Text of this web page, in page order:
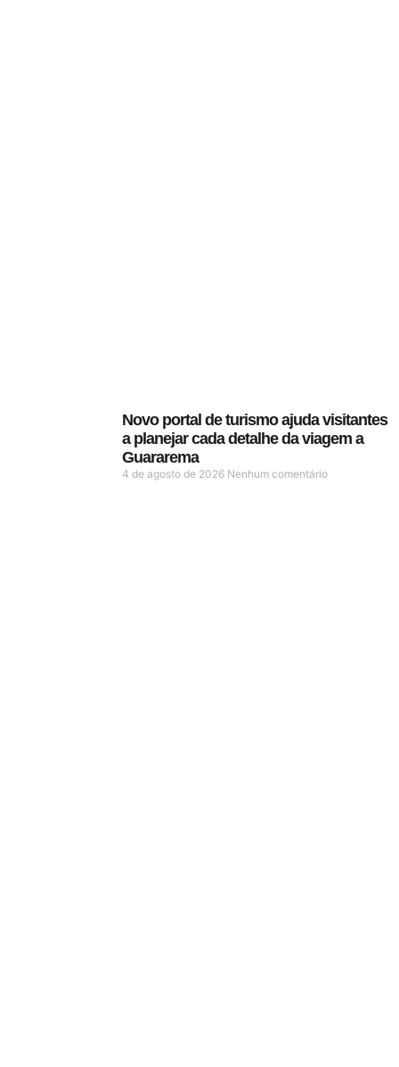
Novo portal de turismo ajuda visitantes
a planejar cada detalhe da viagem a
Guararema
4 de agosto de 2026 Nenhum comentário